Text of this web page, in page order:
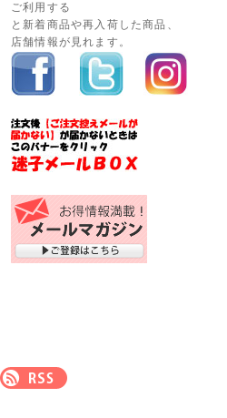
ご利用する
と新着商品や再入荷した商品、
店舗情報が見れます。